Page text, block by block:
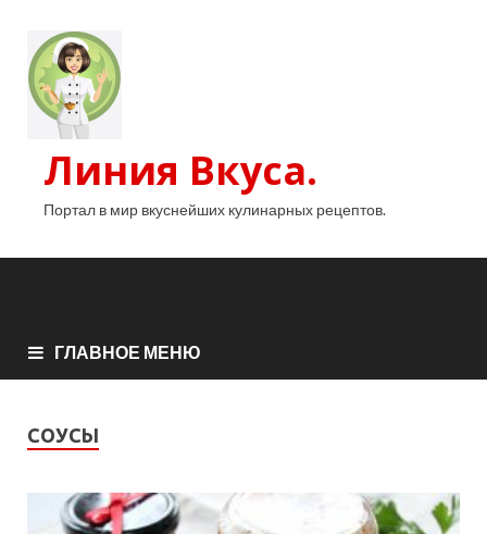
Линия Вкуса.
Портал в мир вкуснейших кулинарных рецептов.
ГЛАВНОЕ МЕНЮ
СОУСЫ